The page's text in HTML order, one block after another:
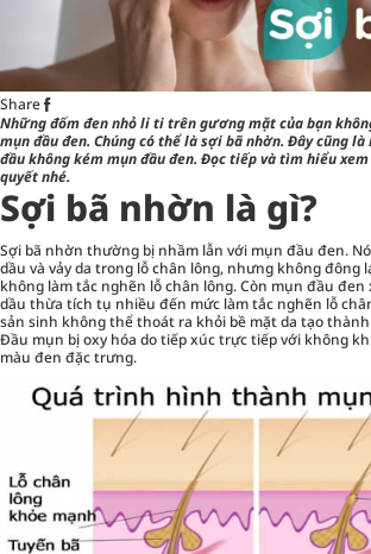
Share
Những đốm đen nhỏ li ti trên gương mặt của bạn
mụn đầu đen. Chúng có thể là sợi bã nhờn. Đây cũng
đầu không kémmụnđầu đen. Đọc tiếp và tìm hiểu
quyết nhé.
Sợi bã nhờn là gì?
Sợi bã nhờn thường bị nhầm lẫn với mụn đầu đen.
dầu và vảy da trong lỗ chân lông, nhưng không đông
không làm tắc nghẽn lỗ chân lông. Còn mụn đầu đen
dầu thừa tích tụ nhiều đến mức làm tắc nghẽn lỗ
sản sinh không thể thoát ra khỏi bề mặt da tạo
Đầu mụn bị oxy hóa do tiếp xúc trực tiếp với không
màu đen đặc trưng.